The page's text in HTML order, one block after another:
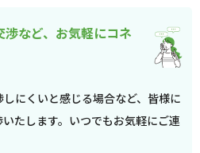
など、お気軽にコネ
にくいと感じる場合など、皆様に
たします。いつでもお気軽にご連